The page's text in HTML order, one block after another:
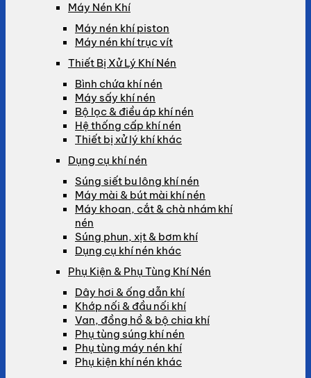
Máy Nén Khí
Máy nén khí piston
Máy nén khí trục vít
Thiết Bị Xử Lý Khí Nén
Bình chứa khí nén
Máy sấy khí nén
Bộ lọc & điều áp khí nén
Hệ thống cấp khí nén
Thiết bị xử lý khí khác
Dụng cụ khí nén
Súng siết bu lông khí nén
Máy mài & bút mài khí nén
Máy khoan, cắt & chà nhám khí
nén
Súng phun, xịt & bơm khí
Dụng cụ khí nén khác
Phụ Kiện & Phụ Tùng Khí Nén
Dây hơi & ống dẫn khí
Khớp nối & đầu nối khí
Van, đồng hồ & bộ chia khí
Phụ tùng súng khí nén
Phụ tùng máy nén khí
Phụ kiện khí nén khác